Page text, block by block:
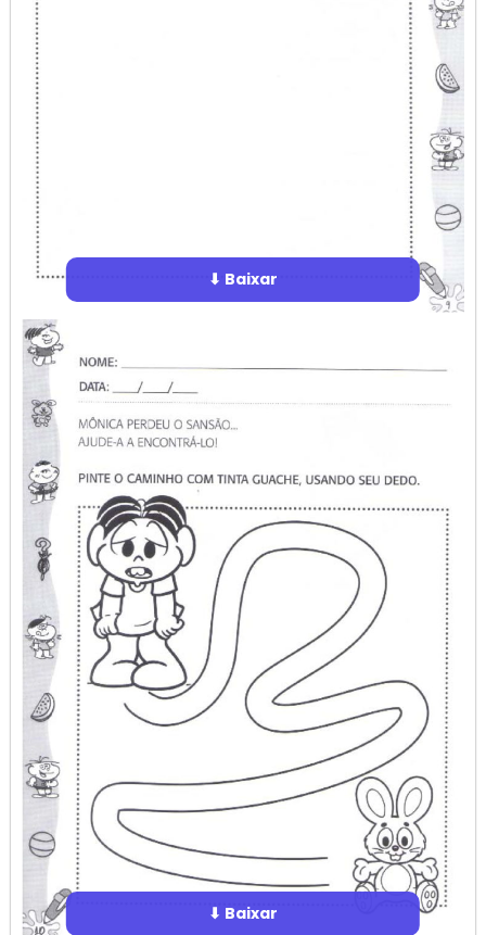
⬇ Baixar
⬇ Baixar